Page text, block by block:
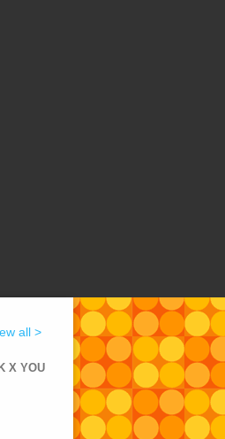
all >
X YOU